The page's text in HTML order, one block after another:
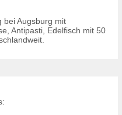
bei Augsburg mit
Antipasti, Edelfisch mit 50